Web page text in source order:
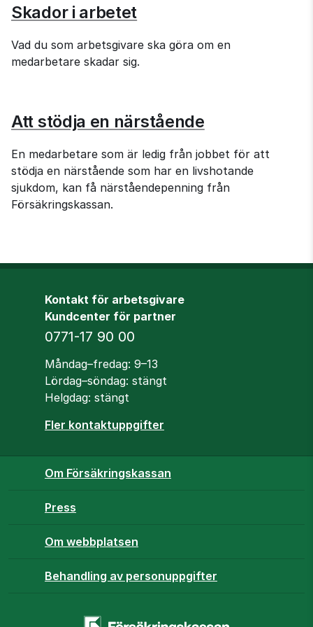
Skador i arbetet
Vad du som arbetsgivare ska göra om en
medarbetare skadar sig.
Att stödja en närstående
En medarbetare som är ledig från jobbet för att
stödja en närstående som har en livshotande
sjukdom, kan få närståendepenning från
Försäkringskassan.
Kontakt för arbetsgivare
Kundcenter för partner
Telefon
0771-17 90 00
Öppettider
Måndag–fredag: 9–13
Lördag–söndag: stängt
Helgdag: stängt
Fler kontaktuppgifter
Om Försäkringskassan
Press
Om webbplatsen
Behandling av personuppgifter
Startsidan